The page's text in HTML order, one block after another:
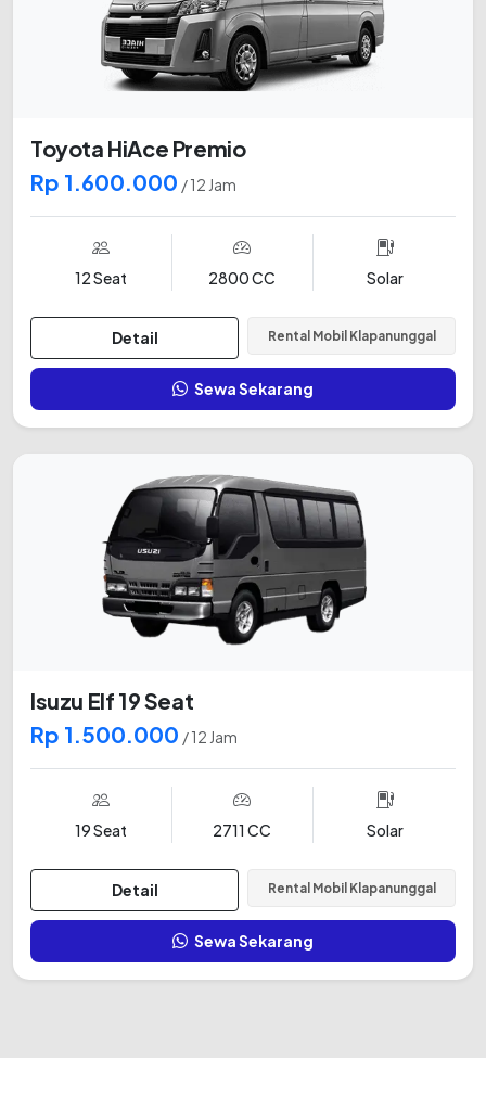
Toyota HiAce Premio
Rp 1.600.000 / 12 Jam
12 Seat 2800 CC Solar
Detail Rental Mobil Klapanunggal
Sewa Sekarang
Isuzu Elf 19 Seat
Rp 1.500.000 / 12 Jam
19 Seat 2711 CC Solar
Detail Rental Mobil Klapanunggal
Sewa Sekarang